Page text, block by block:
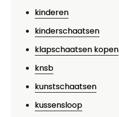
kinderen
kinderschaatsen
klapschaatsen kopen
knsb
kunstschaatsen
kussensloop